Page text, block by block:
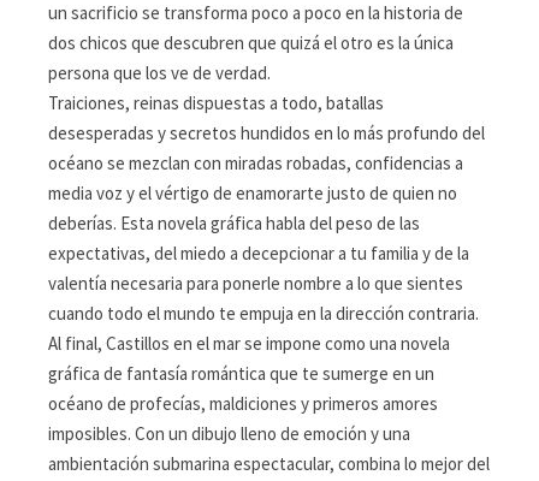
un sacrificio se transforma poco a poco en la historia de
dos chicos que descubren que quizá el otro es la única
persona que los ve de verdad.
Traiciones, reinas dispuestas a todo, batallas
desesperadas y secretos hundidos en lo más profundo del
océano se mezclan con miradas robadas, confidencias a
media voz y el vértigo de enamorarte justo de quien no
deberías. Esta novela gráfica habla del peso de las
expectativas, del miedo a decepcionar a tu familia y de la
valentía necesaria para ponerle nombre a lo que sientes
cuando todo el mundo te empuja en la dirección contraria.
Al final, Castillos en el mar se impone como una novela
gráfica de fantasía romántica que te sumerge en un
océano de profecías, maldiciones y primeros amores
imposibles. Con un dibujo lleno de emoción y una
ambientación submarina espectacular, combina lo mejor del